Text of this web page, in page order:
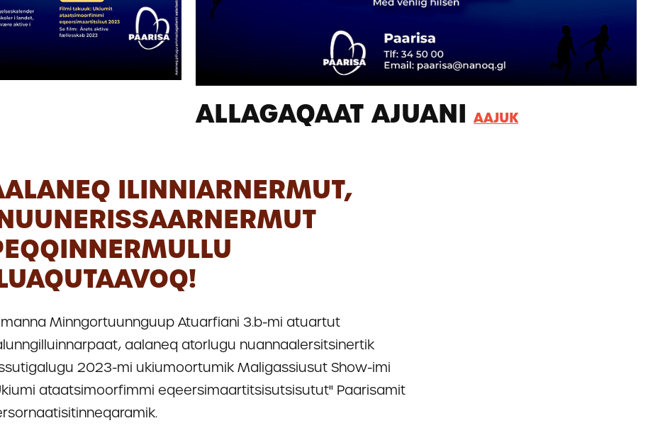
ALLAGAQAAT AJUANI AAJUK
ILINNIARNERMUT,
Minngortuunnguup Atuarfiani 3.b-mi atuartut
aalaneq atorlugu nuannaalersitsinertik
2023-mi ukiumoortumik Maligassiusut Show-imi
ataatsimoorfimmi eqeersimaartitsisutsisutut" Paarisamit